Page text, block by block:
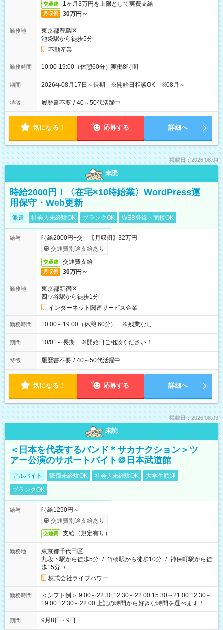
交通費 1ヶ月3万円を上限として実費支給
月収例 30万円～
勤務地
東京都豊島区
池袋駅から徒歩5分
不動産業
勤務時間 10:00-19:00（休憩60分）実働8時間
期間 2026年08月17日～長期 ※開始日相談OK ※08月～
特徴 履歴書不要 / 40～50代活躍中
気になる！ 応募する 詳細へ
掲載日：2026.08.04
未読
時給2000円！〈在宅×10時始業〉WordPress運
用保守・Web更新
派遣 社会人未経験OK ブランクOK WEB登録・面接OK
給与
時給2000円+交 【月収例】32万円
交通費別途支給あり
交通費 交通費支給
月収例 30万円～
勤務地
東京都新宿区
四ツ谷駅から徒歩1分
インターネット関連サービス企業
勤務時間 10:00～19:00（休憩:60分） ※残業なし
期間 10/01～長期 ※開始日ご相談ください！
特徴 履歴書不要 / 40～50代活躍中
気になる！ 応募する 詳細へ
掲載日：2026.08.03
未読
＜日本を代表するバンド＊サカナクション＞ツ
アー公演のサポートバイト＠日本武道館
アルバイト 職種未経験OK 社会人未経験OK
大学生歓迎
ブランクOK
給与
時給1250円～
交通費別途支給あり
交通費 支給（規定有り）
勤務地
東京都千代田区
九段下駅から徒歩5分 / 竹橋駅から徒歩10分 / 神保町駅から徒
歩15分 / …
株式会社ライブパワー
勤務時間
＜シフト例＞ 9:00～22:30 12:30～22:00 15:30～21:00 12:30～
19:00 12:30～22:00 上記の時間から好きな時間を選べます！ ※
時間は変更となる可能性があります
期間 9月8日・9日